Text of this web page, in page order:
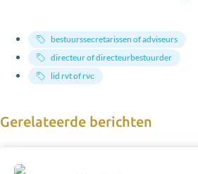
bestuurssecretarissen of adviseurs
directeur of directeurbestuurder
lid rvt of rvc
Gerelateerde berichten